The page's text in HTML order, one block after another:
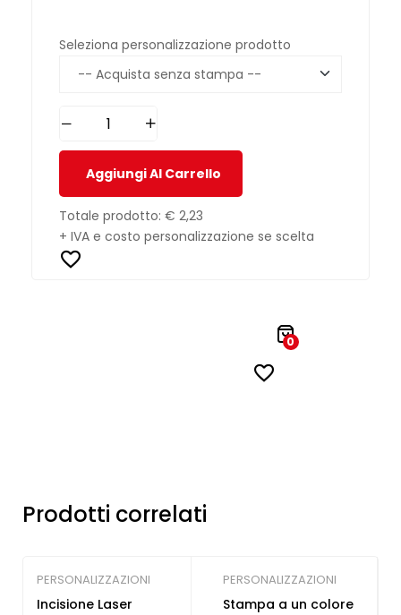
Seleziona personalizzazione prodotto
Aggiungi Al Carrello
Totale prodotto: € 2,23
+ IVA e costo personalizzazione se scelta
0
Prodotti correlati
PERSONALIZZAZIONI
Incisione Laser
PERSONALIZZAZIONI
Stampa a un colore